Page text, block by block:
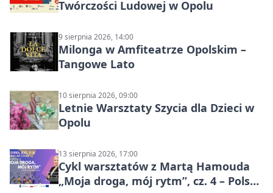
Twórczości Ludowej w Opolu
9 sierpnia 2026, 14:00
Milonga w Amfiteatrze Opolskim –
Tangowe Lato
10 sierpnia 2026, 09:00
Letnie Warsztaty Szycia dla Dzieci w
Opolu
13 sierpnia 2026, 17:00
Cykl warsztatów z Martą Hamouda
„Moja droga, mój rytm”, cz. 4 – Polska